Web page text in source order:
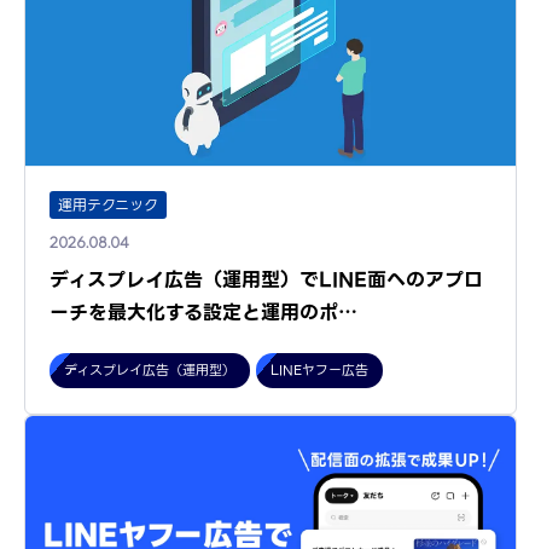
運用テクニック
2026.08.04
ディスプレイ広告（運用型）でLINE面へのアプロ
ーチを最大化する設定と運用のポ…
ディスプレイ広告（運用型） LINEヤフー広告